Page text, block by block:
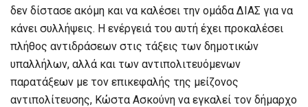
δεν δίστασε ακόμη και να καλέσει την ομάδα ΔΙΑΣ για να
κάνει συλλήψεις. Η ενέργειά του αυτή έχει προκαλέσει
πλήθος αντιδράσεων στις τάξεις των δημοτικών
υπαλλήλων, αλλά και των αντιπολιτευόμενων
παρατάξεων με τον επικεφαλής της μείζονος
αντιπολίτευσης, Κώστα Ασκούνη να εγκαλεί τον δήμαρχο